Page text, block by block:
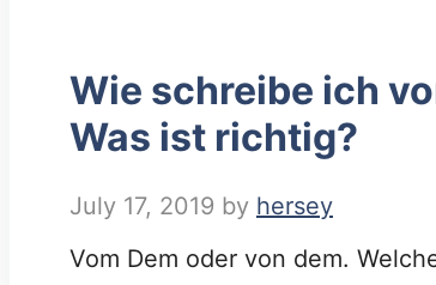
Wie schreibe ich
Was ist richtig?
July 17, 2019 by hersey
Vom Dem oder von dem.